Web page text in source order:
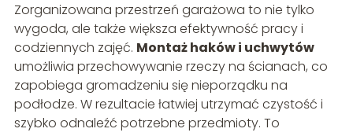
Zorganizowana przestrzeń garażowa to nie tylko
wygoda, ale także większa efektywność pracy i
codziennych zajęć. Montaż haków i uchwytów
umożliwia przechowywanie rzeczy na ścianach, co
zapobiega gromadzeniu się nieporządku na
podłodze. W rezultacie łatwiej utrzymać czystość i
szybko odnaleźć potrzebne przedmioty. To